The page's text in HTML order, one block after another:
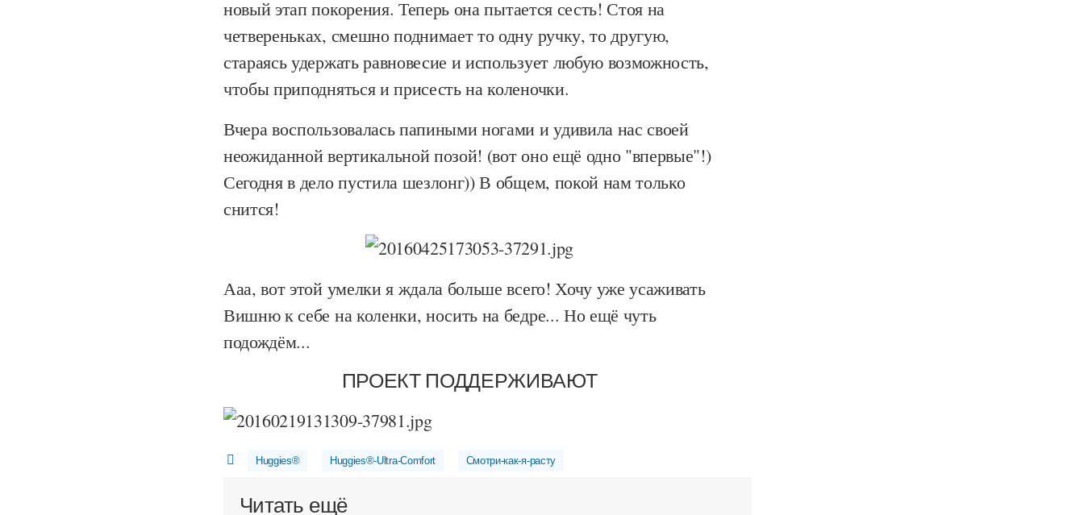
новый этап покорения. Теперь она пытается сесть! Стоя на
четвереньках, смешно поднимает то одну ручку, то другую,
стараясь удержать равновесие и использует любую возможность,
чтобы приподняться и присесть на коленочки.
Вчера воспользовалась папиными ногами и удивила нас своей
неожиданной вертикальной позой! (вот оно ещё одно "впервые"!)
Сегодня в дело пустила шезлонг)) В общем, покой нам только
снится!
Ааа, вот этой умелки я ждала больше всего! Хочу уже усаживать
Вишню к себе на коленки, носить на бедре... Но ещё чуть
подождём...
ПРОЕКТ ПОДДЕРЖИВАЮТ
Huggies® Huggies®-Ultra-Comfort Смотри-как-я-расту
Читать ещё